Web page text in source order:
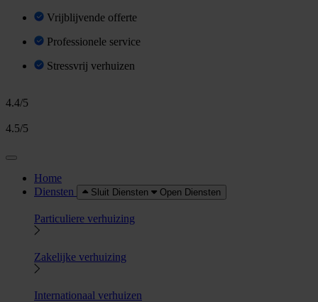
Vrijblijvende offerte
Professionele service
Stressvrij verhuizen
4.4/5
4.5/5
Home
Diensten
Sluit Diensten Open Diensten
Particuliere verhuizing
Zakelijke verhuizing
Internationaal verhuizen